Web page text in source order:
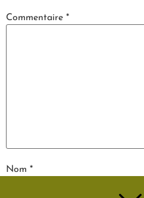
Commentaire *
Nom *